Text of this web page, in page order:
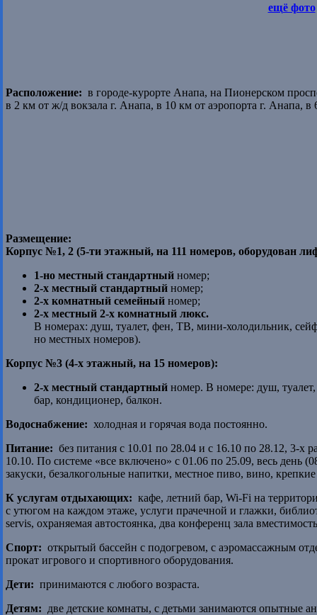
ещё фото
Расположение: в городе-курорте Анапа, на Пионерском
в 2 км от ж/д вокзала г. Анапа, в 10 км от аэропорта г. Анапа,
Размещение:
Корпус №1, 2 (5-ти этажный, на 111 номеров, оборудован
1-но местный стандартный номер;
2-х местный стандартный номер;
2-х комнатный семейный номер;
2-х местный 2-х комнатный люкс.
В номерах: душ, туалет, фен, ТВ, мини-холодильник,
но местных номеров).
Корпус №3 (4-х этажный, на 15 номеров):
2-х местный стандартный номер. В номере: душ,
бар, кондиционер, балкон.
Водоснабжение: холодная и горячая вода постоянно.
Питание: без питания с 10.01 по 28.04 и с 16.10 по 28.12, 3-х
10.10. По системе «все включено» с 01.06 по 25.09, весь день
закуски, безалкогольные напитки, местное пиво, вино,
К услугам отдыхающих: кафе, летний бар, Wi-Fi на
с утюгом на каждом этаже, услуги прачечной и глажки,
servis, охраняемая автостоянка, два конференц зала
Спорт: открытый бассейн с подогревом, с аэромассажным
прокат игрового и спортивного оборудования.
Дети: принимаются с любого возраста.
Детям: две детские комнаты, с детьми занимаются опытные